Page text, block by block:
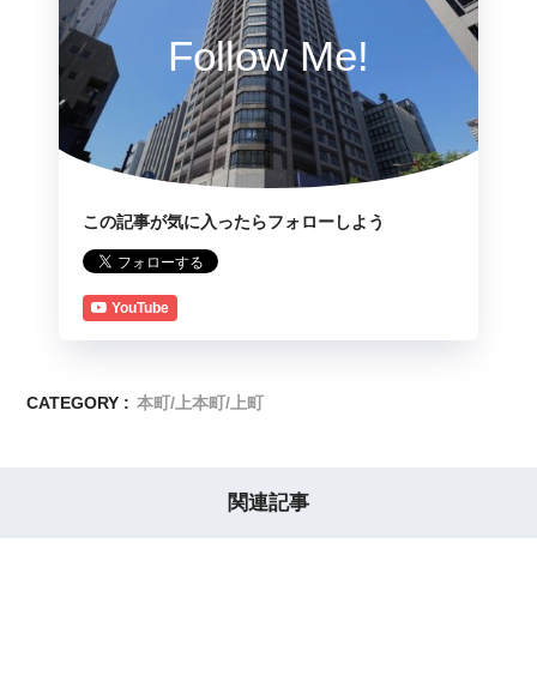
Follow Me!
この記事が気に入ったらフォローしよう
YouTube
CATEGORY : 本町/上本町/上町
関連記事